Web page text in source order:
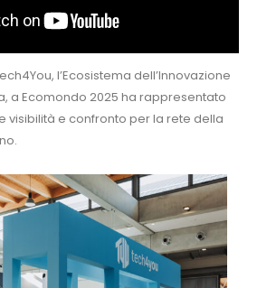
l’Ecosistema dell’Innovazione
a Ecomondo 2025 ha rappresentato
visibilità e confronto per la rete della